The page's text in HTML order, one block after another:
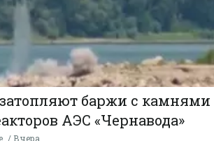
баржи с камнями
АЭС «Чернавода»
Вчера